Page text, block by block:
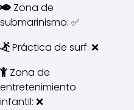
Zona de
submarinismo: ✅
Práctica de surf: ❌
Zona de
entretenimiento
infantil: ❌